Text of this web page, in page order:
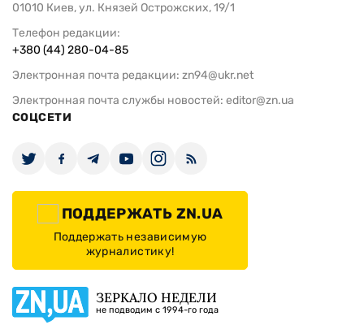
01010 Киев, ул. Князей Острожских, 19/1
Телефон редакции:
+380 (44) 280-04-85
Электронная почта редакции: zn94@ukr.net
Электронная почта службы новостей: editor@zn.ua
СОЦСЕТИ
ПОДДЕРЖАТЬ ZN.UA
Поддержать независимую
журналистику!
ЗЕРКАЛО НЕДЕЛИ
не подводим с 1994-го года